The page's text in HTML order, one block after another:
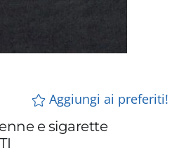
Aggiungi ai preferiti!
e sigarette